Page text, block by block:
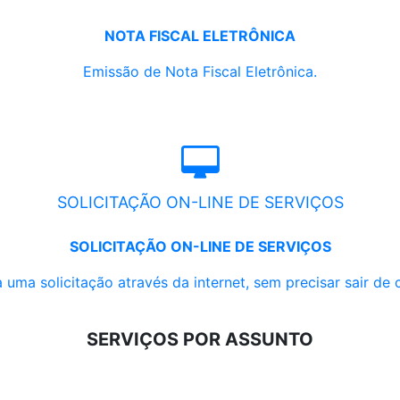
NOTA FISCAL ELETRÔNICA
Emissão de Nota Fiscal Eletrônica.
SOLICITAÇÃO ON-LINE DE SERVIÇOS
SOLICITAÇÃO ON-LINE DE SERVIÇOS
uma solicitação através da internet, sem precisar sair de
SERVIÇOS POR ASSUNTO